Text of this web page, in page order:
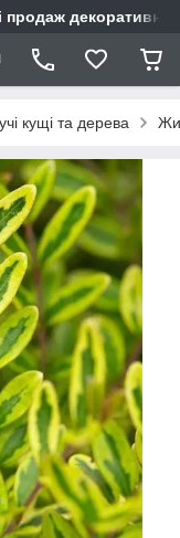
декоративних
кущі та дерева